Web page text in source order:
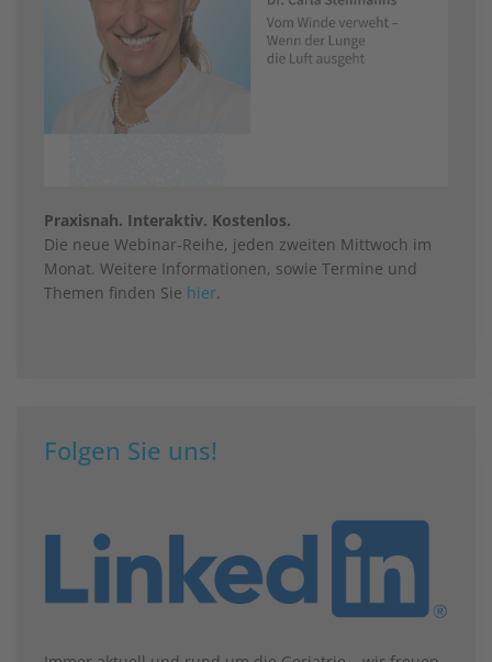
Praxisnah. Interaktiv. Kostenlos.
Die neue Webinar-Reihe, jeden zweiten Mittwoch im
Monat. Weitere Informationen, sowie Termine und
Themen finden Sie hier.
Folgen Sie uns!